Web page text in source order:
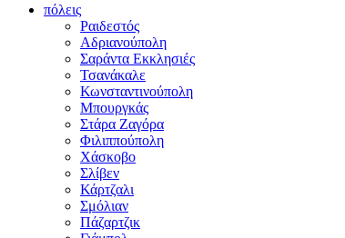
πόλεις
Ραιδεστός
Αδριανούπολη
Σαράντα Εκκλησιές
Τσανάκαλε
Κωνσταντινούπολη
Μπουργκάς
Στάρα Ζαγόρα
Φιλιππούπολη
Χάσκοβο
Σλίβεν
Κάρτζαλι
Σμόλιαν
Πάζαρτζικ